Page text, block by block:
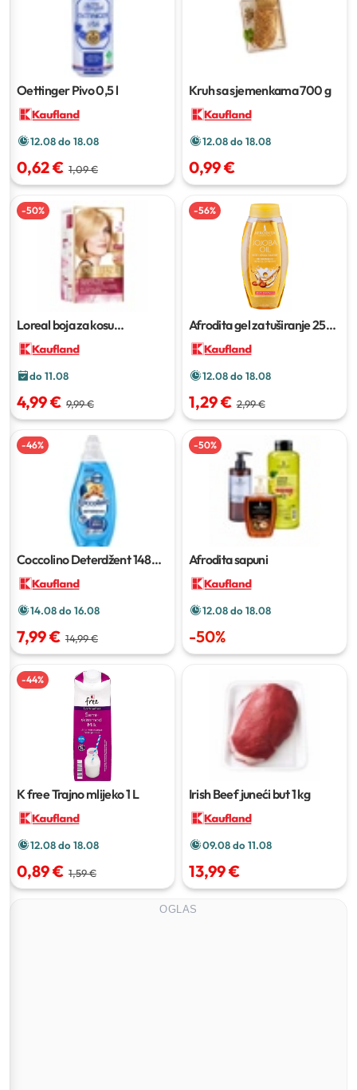
Oettinger Pivo0,5 l
12.08 do 18.08
0,62 € 1,09 €
Kruh sa sjemenkama700 g
12.08 do 18.08
0,99 €
-50%
Loreal boja za kosu
do 11.08
4,99 € 9,99 €
-56%
Afrodita gel za tuširanje250
12.08 do 18.08
1,29 € 2,99 €
-46%
Coccolino Deterdžent1480
14.08 do 16.08
7,99 € 14,99 €
-50%
Afrodita sapuni
12.08 do 18.08
-50%
-44%
K free Trajno mlijeko1 L
12.08 do 18.08
0,89 € 1,59 €
Irish Beef juneći but1 kg
09.08 do 11.08
13,99 €
OGLAS